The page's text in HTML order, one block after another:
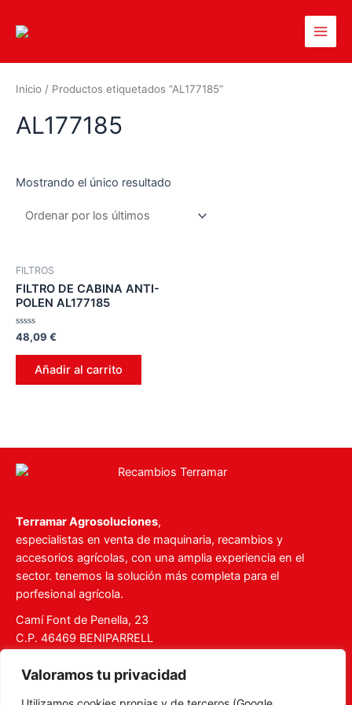
Valoramos tu privacidad
Inicio / Productos etiquetados “AL177185”
AL177185
Mostrando el único resultado
FILTROS
FILTRO DE CABINA ANTI-
POLEN AL177185
Valorado
en
0
48,09 €
Añadir al carrito
Terramar Agrosoluciones,
especialistas en venta de maquinaria, recambios y
accesorios agrícolas, con una amplia experiencia en el
sector. tenemos la solución más completa para el
porfesional agrícola.
Camí Font de Penella, 23
C.P. 46469 BENIPARRELL
ventas@recambiosterramar.com